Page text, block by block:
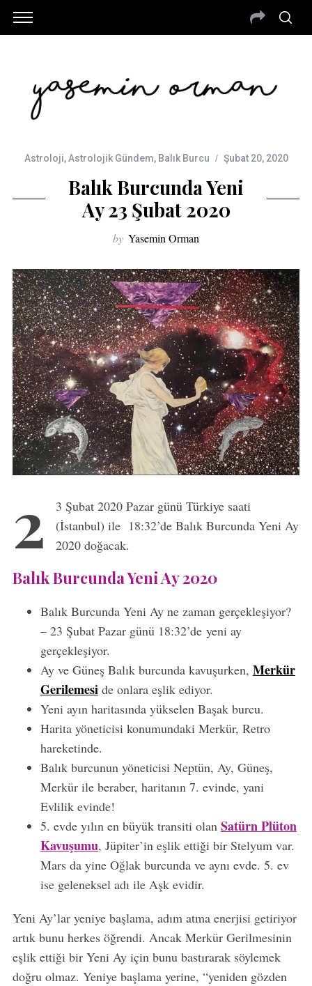
Astroloji,Astrolojik Gündem, Balık Burcu Şubat 20, 2020
Balık Burcunda Yeni
Ay 23 Şubat 2020
by Yasemin Orman
2
3 Şubat 2020 Pazar günü Türkiye saati
(İstanbul) ile 18:32’de Balık Burcunda Yeni Ay
2020 doğacak.
Balık Burcunda Yeni Ay 2020
Balık Burcunda Yeni Ay ne zaman gerçekleşiyor?
– 23 Şubat Pazar günü 18:32’de yeni ay
gerçekleşiyor.
Ay ve Güneş Balık burcunda kavuşurken, Merkür
Gerilemesi de onlara eşlik ediyor.
Yeni ayın haritasında yükselen Başak burcu.
Harita yöneticisi konumundaki Merkür, Retro
hareketinde.
Balık burcunun yöneticisi Neptün, Ay, Güneş,
Merkür ile beraber, haritanın 7. evinde, yani
Evlilik evinde!
5. evde yılın en büyük transiti olan Satürn Plüton
Kavuşumu, Jüpiter’in eşlik ettiği bir Stelyum var.
Mars da yine Oğlak burcunda ve aynı evde. 5. ev
ise geleneksel adı ile Aşk evidir.
Yeni Ay’lar yeniye başlama, adım atma enerjisi getiriyor
artık bunu herkes öğrendi. Ancak Merkür Gerilmesinin
eşlik ettiği bir Yeni Ay için bunu bastırarak söylemek
doğru olmaz. Yeniye başlama yerine, “yeniden gözden